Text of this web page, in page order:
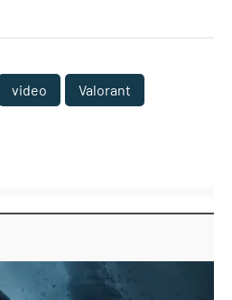
video Valorant